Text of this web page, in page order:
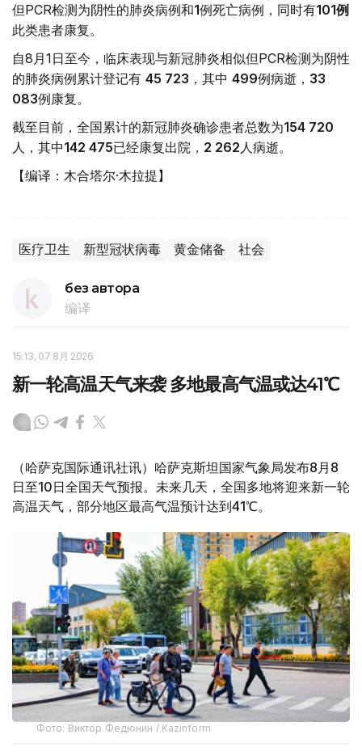
但PCR检测为阴性的肺炎病例和1例死亡病例，同时有101例
此类患者康复。
自8月1日至今，临床表现与新冠肺炎相似但PCR检测为阴性
的肺炎病例累计登记有 45 723 ，其中 499例病逝， 33
083例康复。
截至目前，全国累计的新冠肺炎确诊患者总数为154 720
人，其中142 475已经康复出院， 2 262 人病逝。
【编译：木合塔尔·木拉提】
医疗卫生 新型冠状病毒 黄金储备 社会
без автора
编译
15:13, 07 8月 2026
新一轮高温天气来袭 多地最高气温或达41℃
（哈萨克国际通讯社讯）哈萨克斯坦国家气象局发布8月8
日至10日全国天气预报。未来几天，全国多地将迎来新一轮
高温天气，部分地区最高气温预计达到41℃。
Фото: Виктор Федюнин / Kazinform